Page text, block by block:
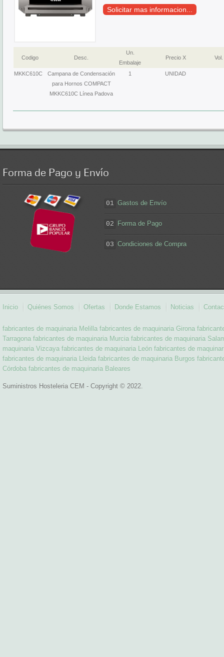
Solicitar mas informacion...
Codigo Desc.
Un.
Embalaje
Precio X Vol.
MKKC610C
Campana de Condensación
para Hornos COMPACT
MKKC610C Línea Padova
1 UNIDAD
Forma de Pago y Envío
01 Gastos de Envío
02 Forma de Pago
03 Condiciones de Compra
Inicio Quiénes Somos Ofertas Donde Estamos Noticias
fabricantes de maquinaria Melilla fabricantes de maquinaria Girona
Tarragona fabricantes de maquinaria Murcia fabricantes de maquinaria
maquinaria Vizcaya fabricantes de maquinaria León fabricantes de
fabricantes de maquinaria Lleida fabricantes de maquinaria Burgos
Córdoba fabricantes de maquinaria Baleares
Suministros Hosteleria CEM - Copyright © 2022.